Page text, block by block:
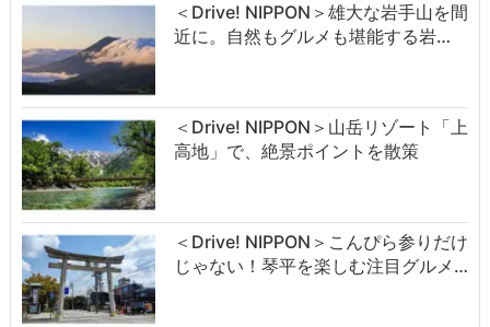
＜Drive! NIPPON＞雄大な岩手山を間
近に。自然もグルメも堪能する岩…
＜Drive! NIPPON＞山岳リゾート「上
高地」で、絶景ポイントを散策
＜Drive! NIPPON＞こんぴら参りだけ
じゃない！琴平を楽しむ注目グルメ…